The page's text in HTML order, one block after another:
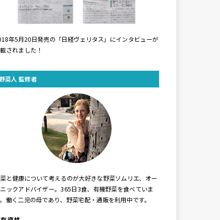
年5月20日発売の「日経ヴェリタス」にインタビューが
されました！
菜人 監修者
と健康について考えるのが大好きな野菜ソムリエ、オー
ックアドバイザー。365日3食、有機野菜を食べていま
働く二児の母であり、野菜宅配・通販を利用中です。